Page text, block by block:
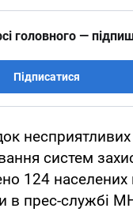
головного —
Підписатися
систем
124
прес-службі